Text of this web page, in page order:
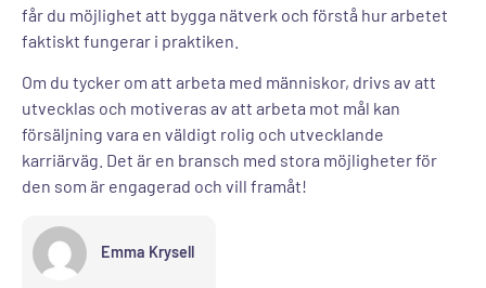
får du möjlighet att bygga nätverk och förstå hur arbetet
faktiskt fungerar i praktiken.
Om du tycker om att arbeta med människor, drivs av att
utvecklas och motiveras av att arbeta mot mål kan
försäljning vara en väldigt rolig och utvecklande
karriärväg. Det är en bransch med stora möjligheter för
den som är engagerad och vill framåt!
Emma Krysell